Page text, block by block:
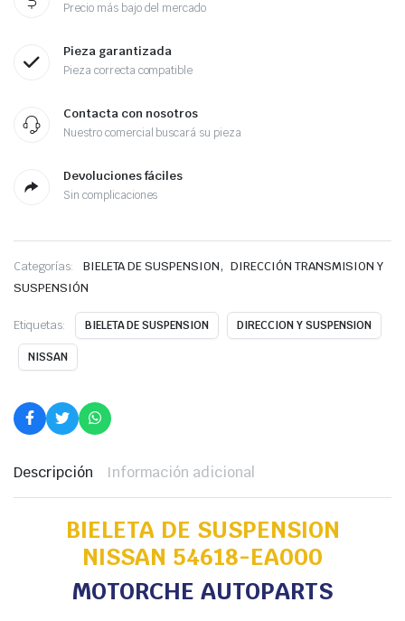
Precio más bajo del mercado
Pieza garantizada
Pieza correcta compatible
Contacta con nosotros
Nuestro comercial buscará su pieza
Devoluciones fáciles
Sin complicaciones
Categorías: BIELETA DE SUSPENSION, DIRECCIÓN TRANSMISION Y
SUSPENSIÓN
Etiquetas: BIELETA DE SUSPENSION DIRECCION Y SUSPENSION
NISSAN
Descripción Información adicional
BIELETA DE SUSPENSION
NISSAN 54618-EA000
MOTORCHE AUTOPARTS